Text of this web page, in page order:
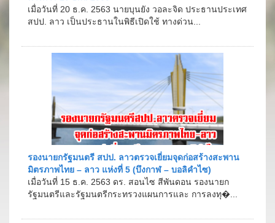
เมื่อวันที่ 20 ธ.ค. 2563 นายบุนยัง วอละจิด ประธานประเทศ
สปป. ลาว เป็นประธานในพิธีเปิดใช้ ทางด่วน...
รองนายกรัฐมนตรี สปป. ลาวตรวจเยี่ยมจุดก่อสร้างสะพาน
มิตรภาพไทย – ลาว แห่งที่ 5 (บึงกาฬ – บอลิคำไซ)
เมื่อวันที่ 15 ธ.ค. 2563 ดร. สอนไซ สีพันดอน รองนายก
รัฐมนตรีและรัฐมนตรีกระทรวงแผนการและ การลงทุ�...